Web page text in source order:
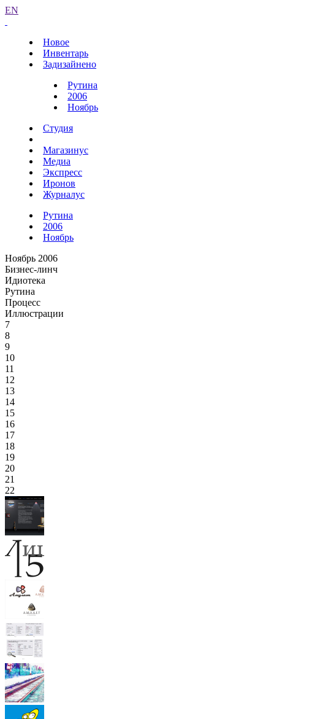
EN
Новое
Инвентарь
Задизайнено
Рутина
2006
Ноябрь
Студия
Магазинус
Медиа
Экспресс
Иронов
Журналус
Рутина
2006
Ноябрь
Ноябрь 2006
Бизнес-линч
Идиотека
Рутина
Процесс
Иллюстрации
7
8
9
10
11
12
13
14
15
16
17
18
19
20
21
22